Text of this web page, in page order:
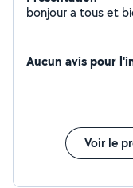
bonjour a tous et
Aucun avis pour
Voir le